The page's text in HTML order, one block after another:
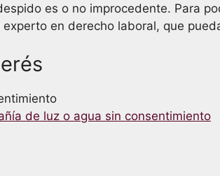
es o no improcedente. Para
en derecho laboral, que
de luz o agua sin consentimiento